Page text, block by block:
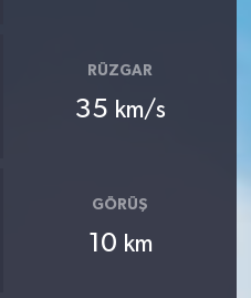
RÜZGAR
35 km/s
GÖRÜŞ
10 km